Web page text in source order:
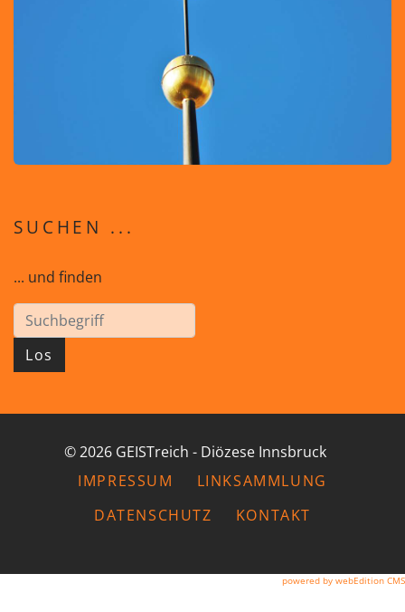
SUCHEN ...
... und finden
Los
© 2026 GEISTreich - Diözese Innsbruck
IMPRESSUM
LINKSAMMLUNG
DATENSCHUTZ
KONTAKT
powered by webEdition CMS